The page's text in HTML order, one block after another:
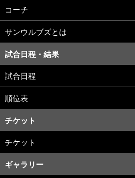
コーチ
サンウルブズとは
試合日程・結果
試合日程
順位表
チケット
チケット
ギャラリー